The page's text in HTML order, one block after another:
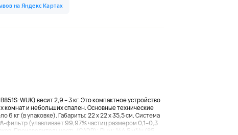
WUK) весит 2,9 – 3 кг. Это компактное устройство
комнат и небольших спален. Основные технические
6 кг (в упаковке). Габариты: 22 x 22 x 35,5 см. Система
фильтр (улавливает 99,97% частиц размером 0,1–0,3
Производительность (CADR): Дым: 144,5 м³/ч (85...